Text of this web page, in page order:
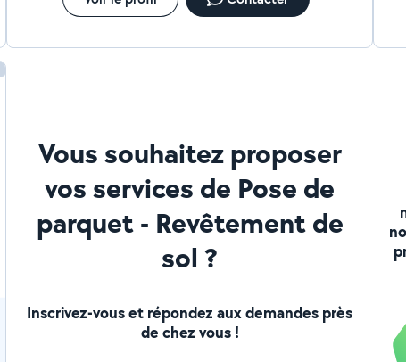
Vous souhaitez proposer
vos services de Pose de
parquet - Revêtement de
sol ?
Inscrivez-vous et répondez aux demandes près
de chez vous !